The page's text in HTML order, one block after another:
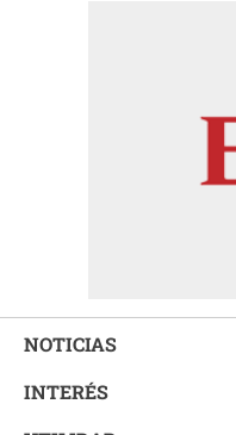
NOTICIAS
INTERÉS